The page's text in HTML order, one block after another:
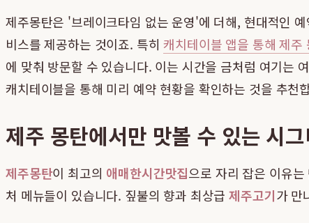
제주몽탄은 '브레이크타임 없는 운영'에 더해, 현대적인
비스를 제공하는 것이죠. 특히캐치테이블 앱을 통해 제주
에 맞춰 방문할 수 있습니다. 이는 시간을 금처럼 여기는
캐치테이블을 통해 미리 예약 현황을 확인하는 것을 추천
제주 몽탄에서만 맛볼 수 있는 시
제주몽탄이 최고의 애매한시간맛집으로 자리 잡은 이유
처 메뉴들이 있습니다. 짚불의 향과 최상급제주고기가 만